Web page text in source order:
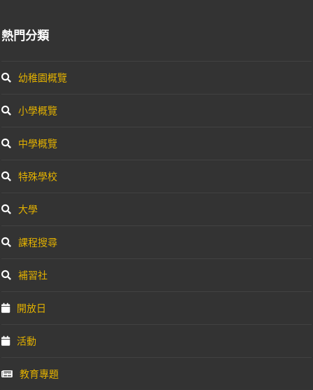
熱門分類
幼稚園概覽
小學概覽
中學概覽
特殊學校
大學
課程搜尋
補習社
開放日
活動
教育專題